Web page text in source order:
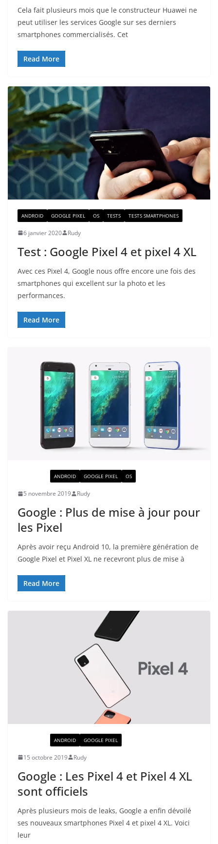
Cela fait plusieurs mois que le constructeur Huawei ne
peut utiliser les services Google sur ses derniers
smartphones commercialisés. Cet
Read More
ANDROID GOOGLE PIXEL OS TESTS TESTS SMARTPHONES
6 janvier 2020 Rudy
Test : Google Pixel 4 et pixel 4 XL
Avec ces Pixel 4, Google nous offre encore une fois des
smartphones qui excellent sur la photo et les
performances.
Read More
ANDROID GOOGLE PIXEL OS
5 novembre 2019 Rudy
Google : Plus de mise à jour pour
les Pixel
Après avoir reçu Android 10, la première génération de
Google Pixel et Pixel XL ne recevront plus de mise à
Read More
ANDROID GOOGLE PIXEL
15 octobre 2019 Rudy
Google : Les Pixel 4 et Pixel 4 XL
sont officiels
Après plusieurs mois de leaks, Google a enfin dévoilé
ses nouveaux smartphones Pixel 4 et pixel 4 XL. Voici
leur